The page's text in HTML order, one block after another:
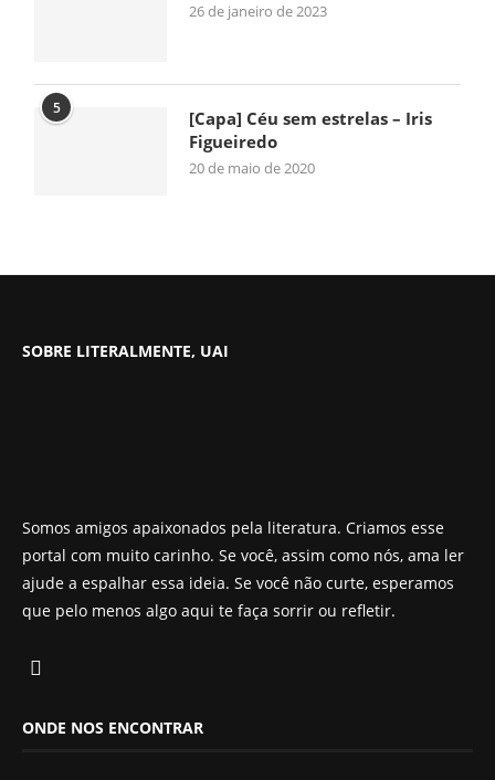
26 de janeiro de 2023
5
[Capa] Céu sem estrelas – Iris
Figueiredo
20 de maio de 2020
SOBRE LITERALMENTE, UAI
Somos amigos apaixonados pela literatura. Criamos esse
portal com muito carinho. Se você, assim como nós, ama ler
ajude a espalhar essa ideia. Se você não curte, esperamos
que pelo menos algo aqui te faça sorrir ou refletir.
ONDE NOS ENCONTRAR